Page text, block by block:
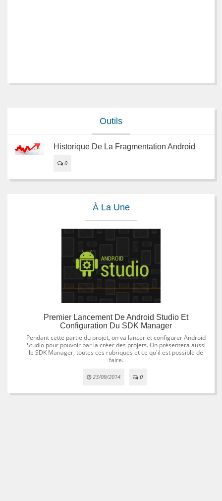
Outils
Historique De La Fragmentation Android
0
À La Une
Premier Lancement De Android Studio Et
Configuration Du SDK Manager
Pendant cette partie du projet, on va lancer et configurer Android
Studio pour pouvoir par la créer des projets. On présentera aussi
le SDK Manager, toutes ces rubriques et ce qu'il est possible de
faire.
23/09/2014 0